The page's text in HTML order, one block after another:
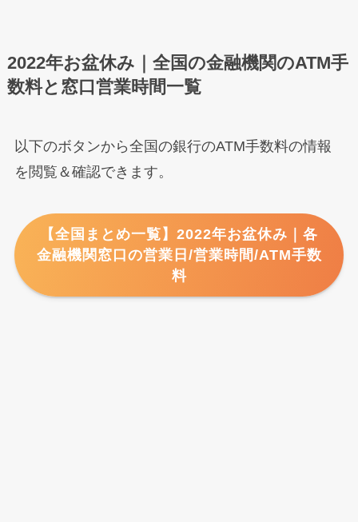
2022年お盆休み｜全国の金融機関のATM手
数料と窓口営業時間一覧
以下のボタンから全国の銀行のATM手数料の情報
を閲覧＆確認できます。
【全国まとめ一覧】2022年お盆休み｜各
金融機関窓口の営業日/営業時間/ATM手数
料